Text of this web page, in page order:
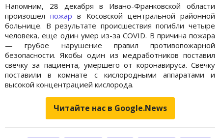
Напомним, 28 декабря в Ивано-Франковской области
произошелпожар в Косовской центральной районной
больнице. В результате происшествия погибли четыре
человека, еще один умер из-за COVID. В причина пожара
— грубое нарушение правил противопожарной
безопасности. Якобы один из медработников поставил
свечку за пациента, умершего от коронавируса. Свечку
поставили в комнате с кислородными аппаратами и
высокой концентрацией кислорода.
Читайте нас в Google.News